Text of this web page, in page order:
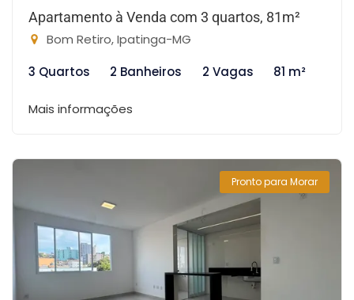
Apartamento à Venda com 3 quartos, 81m²
Bom Retiro, Ipatinga-MG
3 Quartos
2 Banheiros 2 Vagas 81 m²
Mais informações
Pronto para Morar